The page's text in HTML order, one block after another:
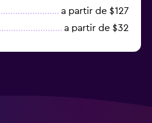
a partir de $127
a partir de $32